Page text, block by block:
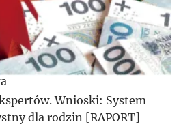
Wnioski: System
dla rodzin [RAPORT]